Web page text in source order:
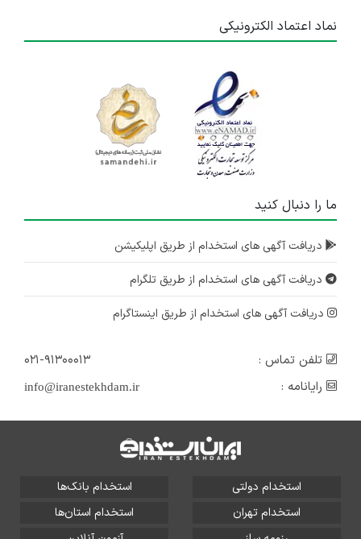
نماد اعتماد الکترونیکی
ما را دنبال کنید
دریافت آگهی های استخدام از طریق اپلیکیشن
دریافت آگهی های استخدام از طریق تلگرام
دریافت آگهی های استخدام از طریق اینستاگرام
تلفن تماس :
۰۲۱-۹۱۳۰۰۰۱۳
رایانامه :
info@iranestekhdam.ir
استخدام دولتی
استخدام بانک‌ها
استخدام تهران
استخدام استان‌ها